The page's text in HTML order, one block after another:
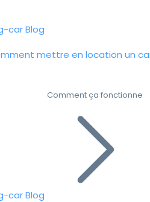
carBlog
mettre en location un
carBlog
Comment ça fonctionne